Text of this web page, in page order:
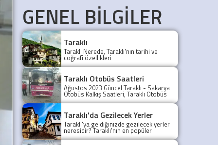
programa aile yakınları, akrabalar ve
davetliler yoğun ilgi gösterdi.
GENEL BİLGİLER
Taraklı
Taraklı Nerede, Taraklı'nın tarihi ve
coğrafi özellikleri
Taraklı Otobüs Saatleri
Ağustos 2023 Güncel Taraklı - Sakarya
Otobüs Kalkış Saatleri, Taraklı Otobüs
Saatler 2021, Taraklı Otobüs Tarifesi,
Taraklı - Sakarya Son Otobüs Ne
zaman? Sakarya Taraklı İlk Otobüs Ne
Zaman, Sakarya Taraklı Otobüs Saatleri,
Taraklı Koop Otobüs Saatleri
Taraklı'da Gezilecek Yerler
Taraklı'ya geldiğinizde gezilecek yerler
neresidir? Taraklı'nın en popüler
gezilecek yerleri yazımızda.